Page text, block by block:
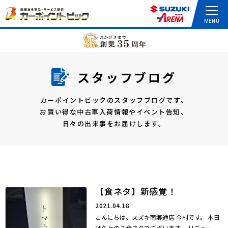
スタッフブログ
カーポイントビックのスタッフブログです。
お買い得な中古車入荷情報やイベント告知、
日々の出来事をお届けします。
【食ネタ】新感覚！
2021.04.18
こんにちは。スズキ南郷通店 今村です。 本日